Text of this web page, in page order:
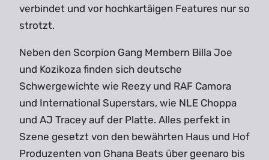
verbindet und vor hochkartäigen Features nur so
strotzt.
Neben den Scorpion Gang Membern Billa Joe
und Kozikoza finden sich deutsche
Schwergewichte wie Reezy und RAF Camora
und International Superstars, wie NLE Choppa
und AJ Tracey auf der Platte. Alles perfekt in
Szene gesetzt von den bewährten Haus und Hof
Produzenten von Ghana Beats über geenaro bis